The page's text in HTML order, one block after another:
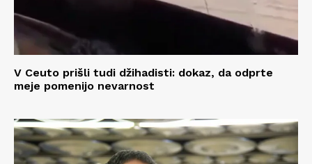
V Ceuto prišli tudi džihadisti: dokaz, da odprte
meje pomenijo nevarnost